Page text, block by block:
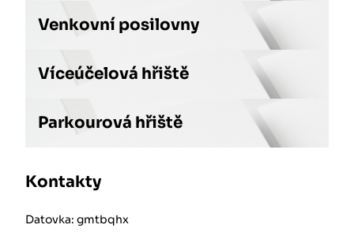
Venkovní posilovny
Víceúčelová hřiště
Parkourová hřiště
Kontakty
Datovka: gmtbqhx